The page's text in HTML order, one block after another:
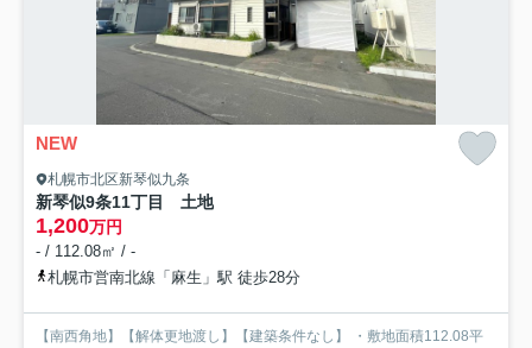
NEW
札幌市北区新琴似九条
新琴似9条11丁目 土地
1,200万円
- / 112.08㎡ / -
札幌市営南北線「麻生」駅 徒歩28分
【南西角地】【解体更地渡し】【建築条件なし】 ・敷地面積112.08平